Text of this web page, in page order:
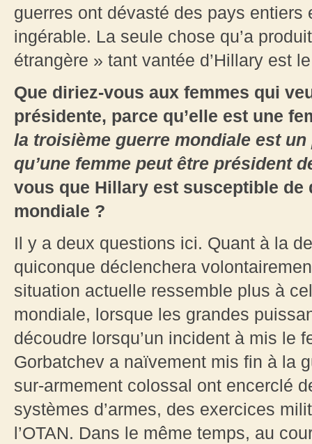
guerres ont dévasté des pays
ingérable. La seule chose qu’a
étrangère » tant vantée d’Hillary est
Que diriez-vous aux femmes qui
présidente, parce qu’elle est une
la troisième guerre mondiale est
qu’une femme peut être président
vous que Hillary est susceptible
mondiale ?
Il y a deux questions ici. Quant à la
quiconque déclenchera
situation actuelle ressemble plus à
mondiale, lorsque les grandes
découdre lorsqu’un incident à mis le
Gorbatchev a naïvement mis fin à la
sur-armement colossal ont encerclé
systèmes d’armes, des exercices
l’OTAN. Dans le même temps, au